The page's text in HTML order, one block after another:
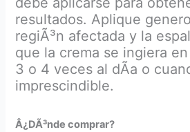
resultados. Aplique
regiÃ³n afectada y la
que la crema se ingiera
3 o 4 veces al dÃ­a o
imprescindible.
Â¿DÃ³nde comprar?